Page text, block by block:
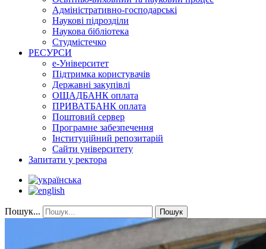
Адміністративно-господарські
Наукові підрозділи
Наукова бібліотека
Студмістечко
РЕСУРСИ
е-Університет
Підтримка користувачів
Державні закупівлі
ОЩАДБАНК оплата
ПРИВАТБАНК оплата
Поштовий сервер
Програмне забезпечення
Інституційний репозитарій
Сайти університету
Запитати у ректора
Пошук... Пошук